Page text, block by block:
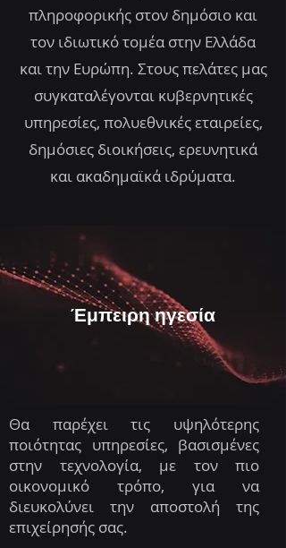
πληροφορικής στον δημόσιο και
τον ιδιωτικό τομέα στην Ελλάδα
και την Ευρώπη. Στους πελάτες μας
συγκαταλέγονται κυβερνητικές
υπηρεσίες, πολυεθνικές εταιρείες,
δημόσιες διοικήσεις, ερευνητικά
και ακαδημαϊκά ιδρύματα.
Έμπειρη ηγεσία
Θα παρέχει τις υψηλότερης
ποιότητας υπηρεσίες, βασισμένες
στην τεχνολογία, με τον πιο
οικονομικό τρόπο, για να
διευκολύνει την αποστολή της
επιχείρησής σας.